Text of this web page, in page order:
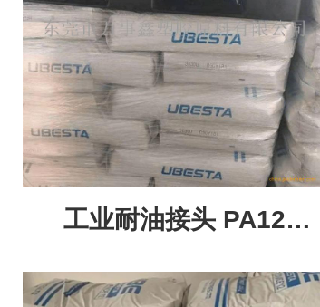
工业耐油接头 PA12
3030JU2 易加工通用改性